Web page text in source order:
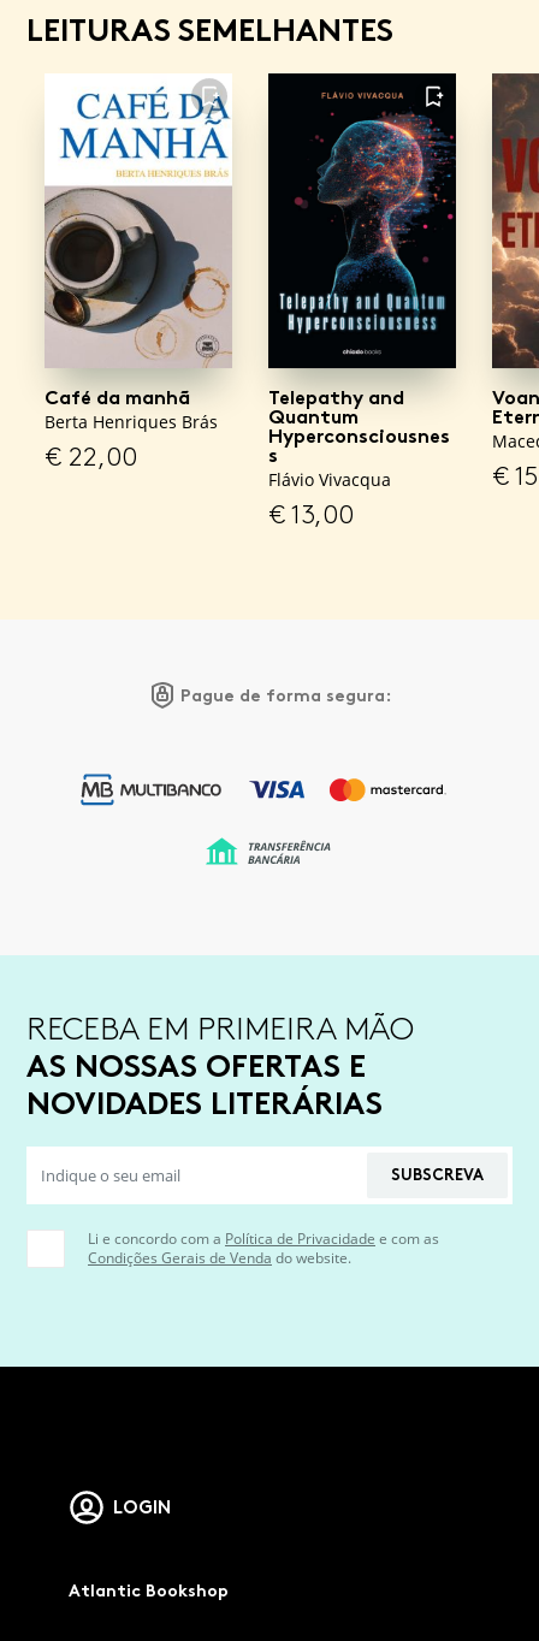
LEITURAS SEMELHANTES
FAVORITO
Café da manhã
Berta Henriques Brás
€ 22,00
FAVORITO
Telepathy and
Quantum
Hyperconsciousnes
s
Flávio Vivacqua
€13,00
€
Pague de forma segura:
RECEBA EM PRIMEIRA MÃO
AS NOSSAS OFERTAS E
NOVIDADES LITERÁRIAS
SUBSCREVA
Li e concordo com a Política de Privacidade e com as
Condições Gerais de Venda do website.
LOGIN
Atlantic Bookshop